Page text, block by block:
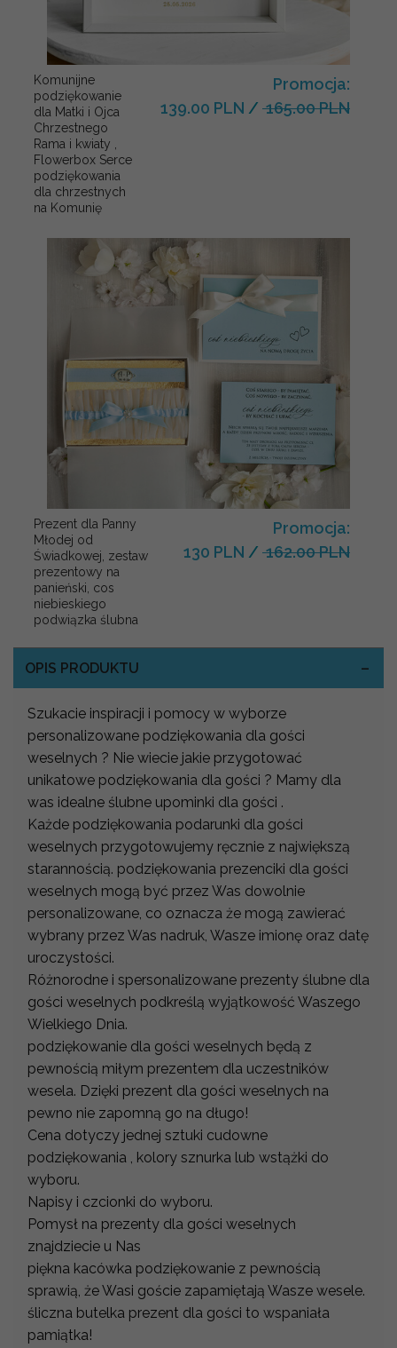
Komunijne
podziękowanie
dla Matki i Ojca
Chrzestnego
Rama i kwiaty ,
Flowerbox Serce
podziękowania
dla chrzestnych
na Komunię
Promocja:
139.00 PLN / 165.00 PLN
Prezent dla Panny
Młodej od
Świadkowej, zestaw
prezentowy na
panieński, cos
niebieskiego
podwiązka ślubna
Promocja:
130 PLN / 162.00 PLN
OPIS PRODUKTU
Szukacie inspiracji i pomocy w wyborze
personalizowane podziękowania dla gości
weselnych ? Nie wiecie jakie przygotować
unikatowe podziękowania dla gości ? Mamy dla
was idealne ślubne upominki dla gości .
Każde podziękowania podarunki dla gości
weselnych przygotowujemy ręcznie z największą
starannością. podziękowania prezenciki dla gości
weselnych mogą być przez Was dowolnie
personalizowane, co oznacza że mogą zawierać
wybrany przez Was nadruk, Wasze imionę oraz datę
uroczystości.
Różnorodne i spersonalizowane prezenty ślubne dla
gości weselnych podkreślą wyjątkowość Waszego
Wielkiego Dnia.
podziękowanie dla gości weselnych będą z
pewnością miłym prezentem dla uczestników
wesela. Dzięki prezent dla gości weselnych na
pewno nie zapomną go na długo!
Cena dotyczy jednej sztuki cudowne
podziękowania , kolory sznurka lub wstążki do
wyboru.
Napisy i czcionki do wyboru.
Pomysł na prezenty dla gości weselnych
znajdziecie u Nas
piękna kacówka podziękowanie z pewnością
sprawią, że Wasi goście zapamiętają Wasze wesele.
śliczna butelka prezent dla gości to wspaniała
pamiątka!